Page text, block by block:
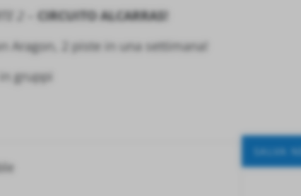
2 – CIRCUITO ALCARRAS!
Aragon, 2 piste in una settimana!
gruppi
SALVA